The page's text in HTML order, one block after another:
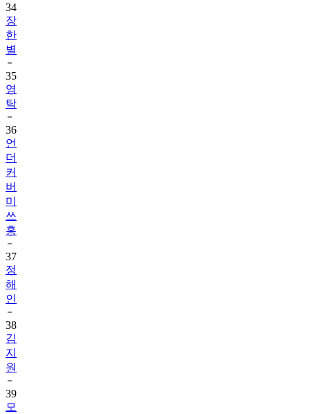
34
장
한
별
35
영
탁
36
언
더
커
버
미
쓰
홍
37
정
해
인
38
김
지
원
39
모